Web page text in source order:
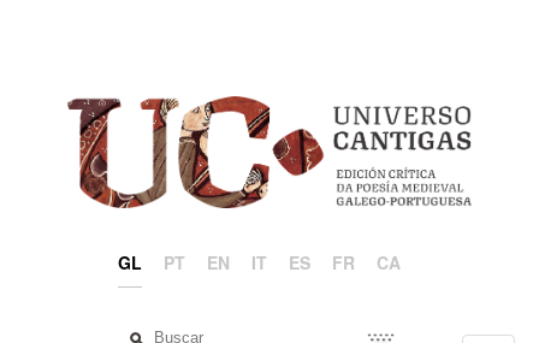
GL PT EN IT ES FR CA